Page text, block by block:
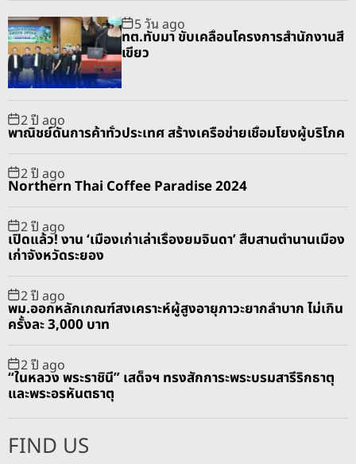
u
l
a
r
e
n
m
e
g
e
5 วัน ago
ทต.ทับมา ขับเคลื่อนโครงการสำนักงานสี
เขียว
2 ปี ago
พาณิชย์ดันการค้าทั่วประเทศ สร้างเครือข่ายเชื่อมโยงผู้บริโภค
2 ปี ago
Northern Thai Coffee Paradise 2024
2 ปี ago
เปิดแล้ว! งาน ‘เมืองเก่าเล่าเรื่องยมจินดา’ สืบสานตำนานเมือง
เก่าจังหวัดระยอง
2 ปี ago
พม.ออกหลักเกณฑ์สงเคราะห์ผู้สูงอายุภาวะยากลำบาก ไม่เกิน
ครั้งละ 3,000 บาท
2 ปี ago
“ในหลวง พระราชินี” เสด็จฯ ทรงสักการะพระบรมสารีริกธาตุ
และพระอรหันตธาตุ
FIND US